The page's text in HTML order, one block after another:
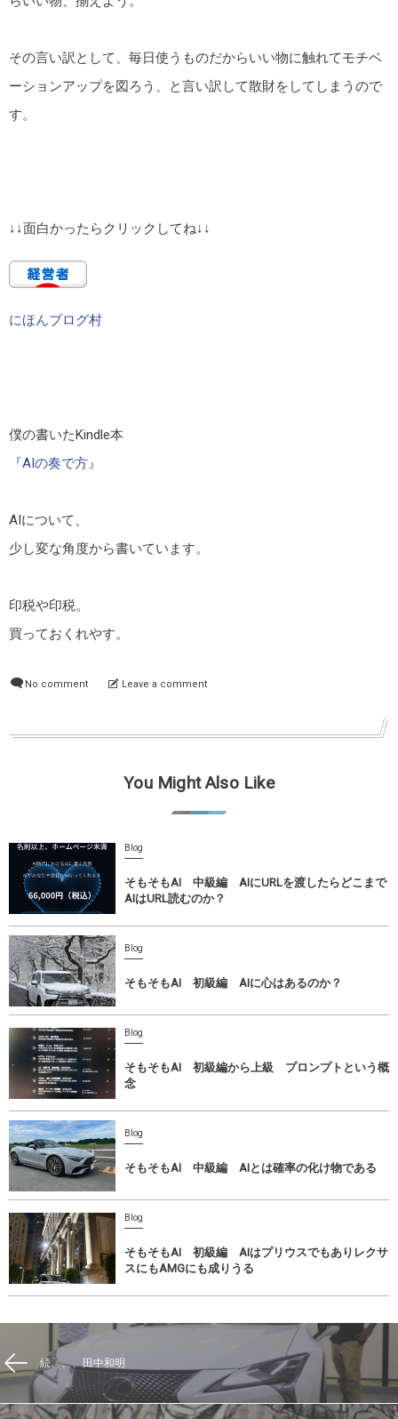
その言い訳として、毎日使うものだからいい物に触れてモチベ
ーションアップを図ろう、と言い訳して散財をしてしまうので
す。
↓↓面白かったらクリックしてね↓↓
にほんブログ村
僕の書いたKindle本
『AIの奏で方』
AIについて、
少し変な角度から書いています。
印税や印税。
買っておくれやす。
No comment Leave a comment
You Might Also Like
Blog
そもそもAI 中級編 AIにURLを渡したらどこまで
AIはURL読むのか？
Blog
そもそもAI 初級編 AIに心はあるのか？
Blog
そもそもAI 初級編から上級 プロンプトという概
念
Blog
そもそもAI 中級編 AIとは確率の化け物である
Blog
そもそもAI 初級編 AIはプリウスでもありレクサ
スにもAMGにも成りうる
続、、、田中和明